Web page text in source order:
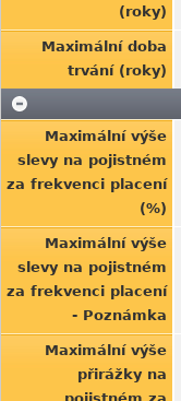
(roky)
Maximální doba
trvání (roky)
Maximální výše
slevy na pojistném
za frekvenci placení
(%)
Maximální výše
slevy na pojistném
za frekvenci placení
- Poznámka
Maximální výše
přirážky na